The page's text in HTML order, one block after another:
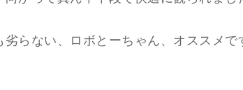
劣らない、ロボとーちゃん、オススメで